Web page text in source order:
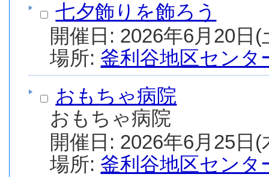
七夕飾りを飾ろう
場所: 釜利谷地区センタ
おもちゃ病院
おもちゃ病院
場所: 釜利谷地区センタ